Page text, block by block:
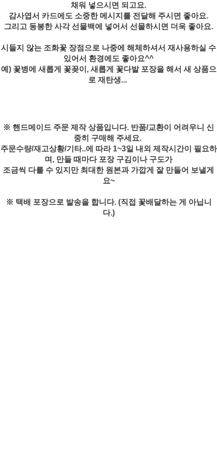
채워 넣으시면 되고요.
감사엽서 카드에도 소중한 메시지를 전달해 주시면 좋아요.
그리고 동봉한 사각 선물백에 넣어서 선물하시면 더욱 좋아요.
시들지 않는 조화꽃 장점으로 나중에 해체하셔서 재사용하실 수
있어서 환경에도 좋아요^^
예) 꽃병에 새롭게 꽃꽂이, 새롭게 꽃다발 포장을 해서 새 상품으
로 재탄생...
※ 핸드메이드 주문 제작 상품입니다. 반품/교환이 어려우니 신
중히 구매해 주세요.
주문수량/재고상황/기타..에 따라 1~3일 내외 제작시간이 필요하
며, 만들 때마다 포장 구김이나 구도가
조금씩 다를 수 있지만 최대한 원본과 가깝게 잘 만들어 보낼게
요~
※ 택배 포장으로 발송을 합니다. (직접 꽃배달하는 게 아닙니
다.)